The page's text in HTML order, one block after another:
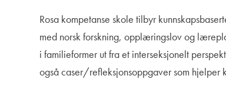
Rosa kompetanse skole tilbyr
med norsk forskning, opplæringslov og
i familieformer ut fra et interseksjonelt
også caser/refleksjonsoppgaver som hjelper